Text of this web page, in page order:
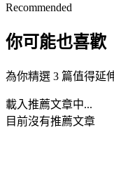
Recommended
你可能也喜歡
為你精選 3 篇值得延
載入推薦文章中...
目前沒有推薦文章